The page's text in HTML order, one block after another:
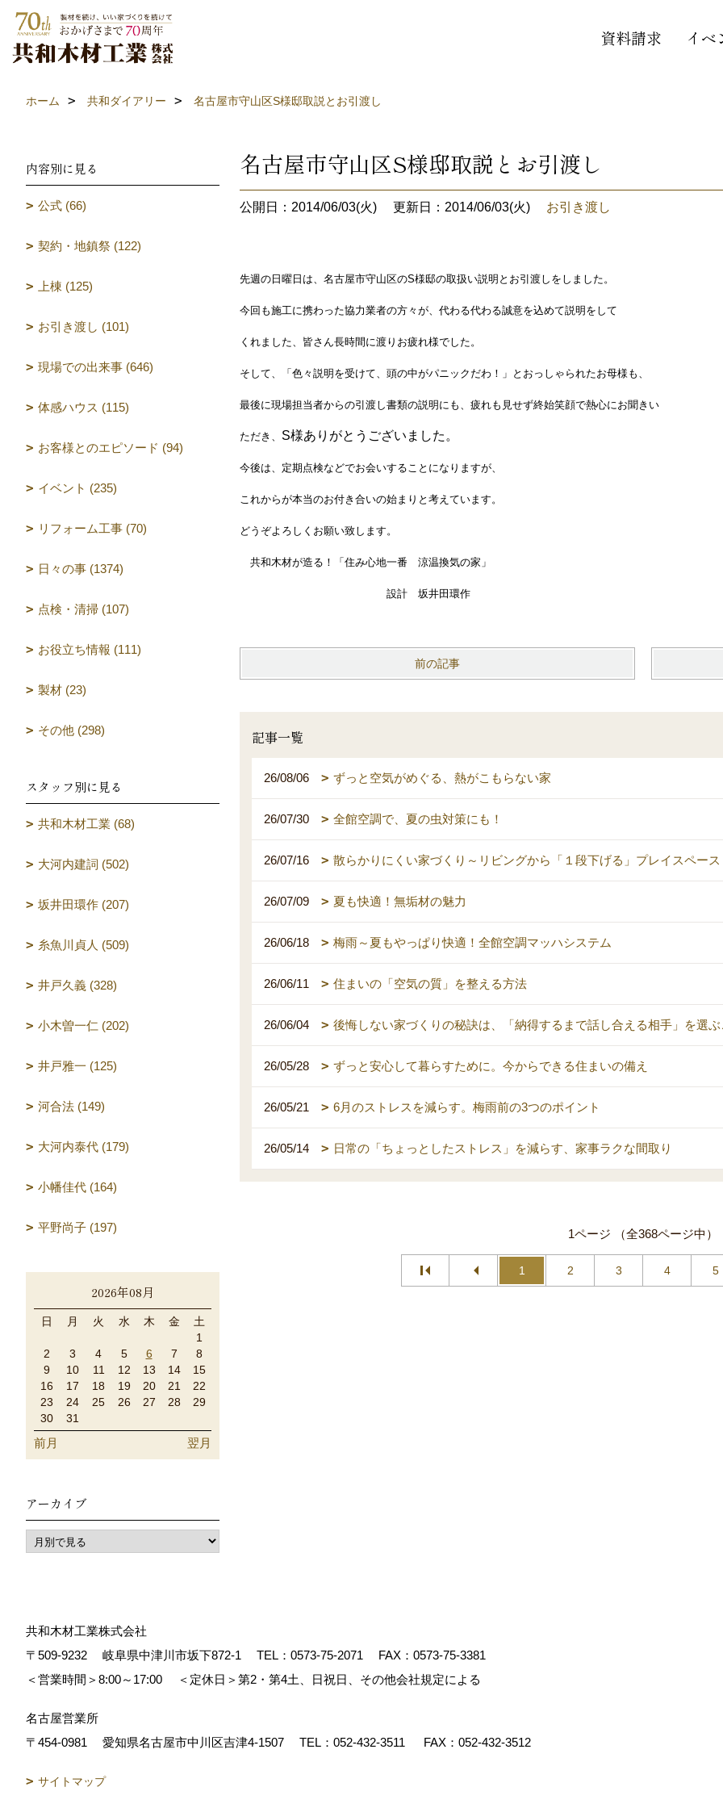
資料請求 イベ
ホーム 共和ダイアリー 名古屋市守山区S様邸取説とお引渡し
名古屋市守山区S様邸取説とお引渡し
公開日：2014/06/03(火) 更新日：2014/06/03(火) お引き渡し
先週の日曜日は、名古屋市守山区のS様邸の取扱い説明とお引渡しをしました。
今回も施工に携わった協力業者の方々が、代わる代わる誠意を込めて説明をして
くれました、皆さん長時間に渡りお疲れ様でした。
そして、「色々説明を受けて、頭の中がパニックだわ！」とおっしゃられたお母様も、
最後に現場担当者からの引渡し書類の説明にも、疲れも見せず終始笑顔で熱心にお聞きい
ただき、 S様ありがとうございました。
今後は、定期点検などでお会いすることになりますが、
これからが本当のお付き合いの始まりと考えています。
どうぞよろしくお願い致します。
共和木材が造る！「住み心地一番 涼温換気の家」
設計 坂井田環作
前の記事
記事一覧
26/08/06 ずっと空気がめぐる、熱がこもらない家
26/07/30 全館空調で、夏の虫対策にも！
26/07/16 散らかりにくい家づくり～リビングから「１段下げる」プレイスペース
26/07/09 夏も快適！無垢材の魅力
26/06/18 梅雨～夏もやっぱり快適！全館空調マッハシステム
26/06/11 住まいの「空気の質」を整える方法
26/06/04 後悔しない家づくりの秘訣は、「納得するまで話し合える相手」を選
26/05/28 ずっと安心して暮らすために。今からできる住まいの備え
26/05/21 6月のストレスを減らす。梅雨前の3つのポイント
26/05/14 日常の「ちょっとしたストレス」を減らす、家事ラクな間取り
1ページ （全368ページ中）
1 2 3 4 5
内容別に見る
公式 (66)
契約・地鎮祭 (122)
上棟 (125)
お引き渡し (101)
現場での出来事 (646)
体感ハウス (115)
お客様とのエピソード (94)
イベント (235)
リフォーム工事 (70)
日々の事 (1374)
点検・清掃 (107)
お役立ち情報 (111)
製材 (23)
その他 (298)
スタッフ別に見る
共和木材工業 (68)
大河内建詞 (502)
坂井田環作 (207)
糸魚川貞人 (509)
井戸久義 (328)
小木曽一仁 (202)
井戸雅一 (125)
河合法 (149)
大河内泰代 (179)
小幡佳代 (164)
平野尚子 (197)
2026年08月
日 月 火 水 木 金
土
1
2
3 4 5 6 7
8
9
10 11 12 13 14
15
16
17 18 19 20 21
22
23
24 25 26 27 28
29
30
31
前月 翌月
アーカイブ
共和木材工業株式会社
〒509-9232
岐阜県中津川市坂下872‐1 TEL： 0573-75-2071
FAX：0573-75-3381
＜営業時間＞8:00～17:00
＜定休日＞第2・第4土、日祝日、その他会社規定による
名古屋営業所
〒454-0981
愛知県名古屋市中川区吉津4-1507 TEL： 052-432-3511 FAX：052-432-3512
サイトマップ